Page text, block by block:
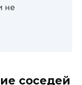
не
соседей